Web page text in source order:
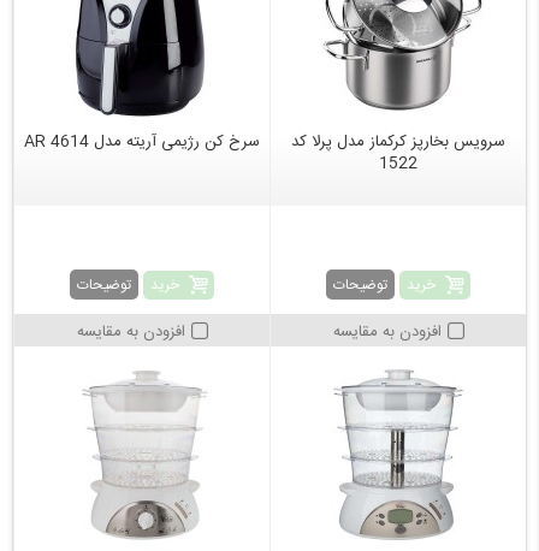
سرویس بخارپز کرکماز مدل پرلا کد
1522
خرید توضیحات
افزودن به مقایسه
سرخ کن رژیمی آریته مدل AR 4614
خرید توضیحات
افزودن به مقایسه